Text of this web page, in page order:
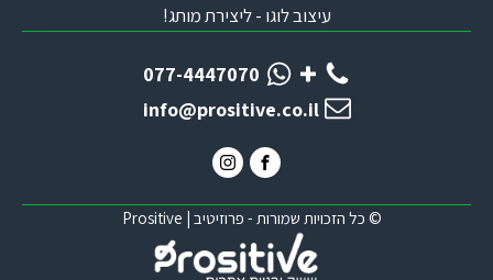
עיצוב לוגו - ליצירת מותג!
077-4447070
info@prositive.co.il
© כל הזכויות שמורות - פרוזיטיב | Prositive